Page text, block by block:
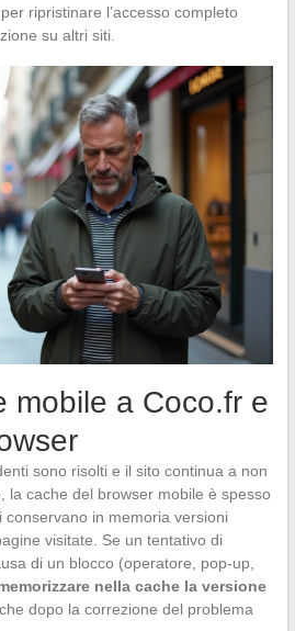
ripristinare l’accesso completo
su altri siti.
mobile a Coco.fr e
sono risolti e il sito continua a non
la cache del browser mobile è spesso
conservano in memoria versioni
visitate. Se un tentativo di
di un blocco (operatore, pop-up,
nella cache la versione
dopo la correzione del problema